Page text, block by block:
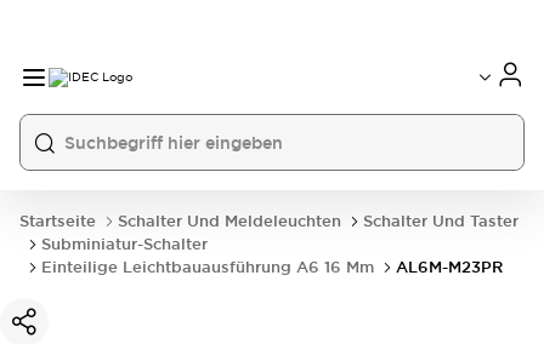
Startseite Schalter Und Meldeleuchten
Schalter Und Taster
Subminiatur-Schalter
Einteilige Leichtbauausführung A6 16 Mm
AL6M-M23PR